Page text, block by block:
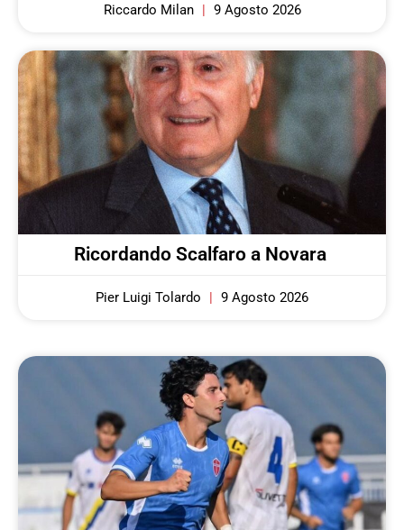
Riccardo Milan 9 Agosto 2026
Ricordando Scalfaro a Novara
Pier Luigi Tolardo 9 Agosto 2026